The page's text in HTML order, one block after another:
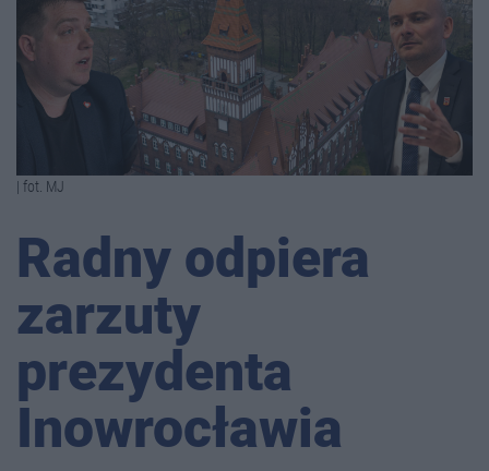
| fot. MJ
Radny odpiera
zarzuty
prezydenta
Inowrocławia